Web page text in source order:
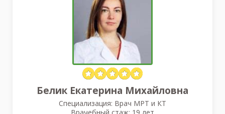
Белик Екатерина Михайловна
Специализация: Врач МРТ и КТ